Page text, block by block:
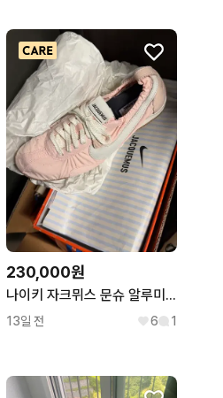
230,000원
나이키 자크뮈스 문슈 알루미늄 핑크 275
13일 전 6 1